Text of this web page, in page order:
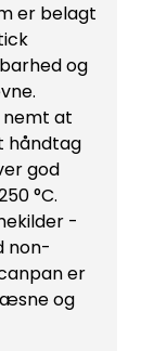
er belagt
og
nemt at
håndtag
god
°C.
-
non-
er
og